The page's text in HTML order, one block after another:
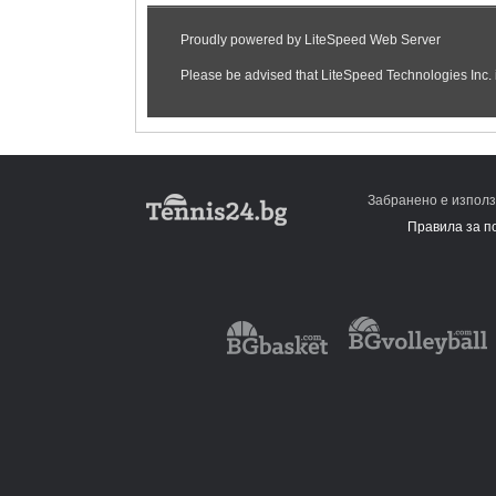
Забранено е
Правила за